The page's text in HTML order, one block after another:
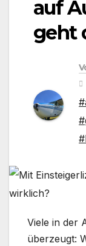
auf
geht
Viele in der
überzeugt: